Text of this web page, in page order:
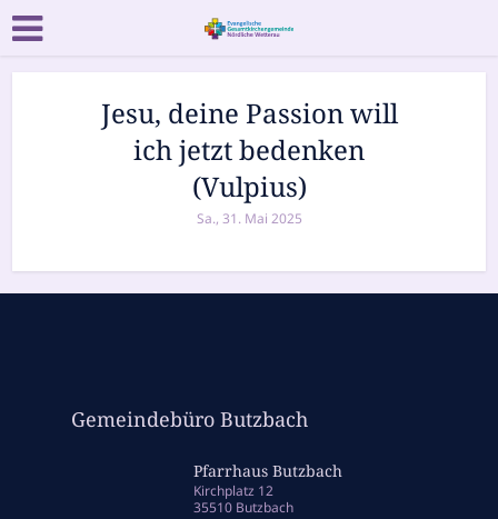
Jesu, deine Passion will
ich jetzt bedenken
(Vulpius)
Sa., 31. Mai 2025
Gemeindebüro Butzbach
Pfarrhaus Butzbach
Kirchplatz 12
35510 Butzbach